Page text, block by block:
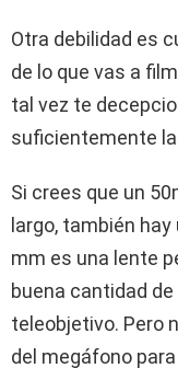
Otra debilidad es
de lo que vas a
tal vez te
suficientemente
Si crees que un
largo, también
mm es una lente
buena cantidad
teleobjetivo. Pero
del megáfono